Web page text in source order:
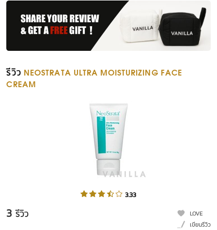
รีวิว NEOSTRATA ULTRA MOISTURIZING FACE
CREAM
3.33
3 รีวิว
LOVE
เขียนรีวิว